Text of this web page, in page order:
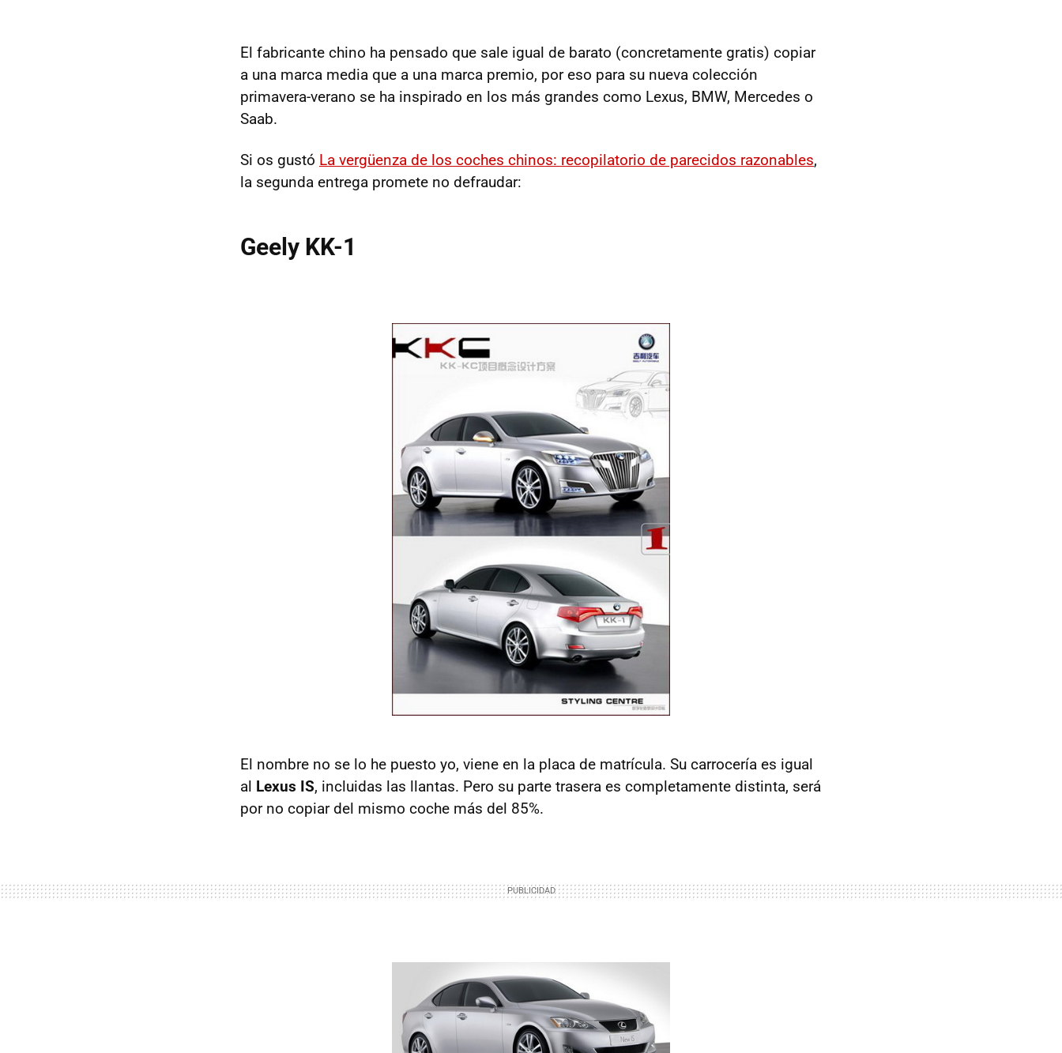
El fabricante chino ha pensado que sale igual de barato (concretamente gratis) copiar
a una marca media que a una marca premio, por eso para su nueva colección
primavera-verano se ha inspirado en los más grandes como Lexus, BMW, Mercedes o
Saab.
Si os gustó La vergüenza de los coches chinos: recopilatorio de parecidos razonables,
la segunda entrega promete no defraudar:
Geely KK-1
El nombre no se lo he puesto yo, viene en la placa de matrícula. Su carrocería es igual
al Lexus IS, incluidas las llantas. Pero su parte trasera es completamente distinta, será
por no copiar del mismo coche más del 85%.